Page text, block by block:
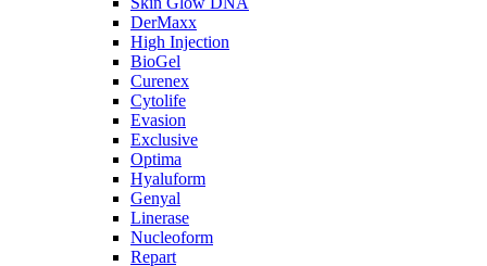
DerMaxx
High Injection
BioGel
Curenex
Cytolife
Evasion
Exclusive
Optima
Hyaluform
Genyal
Linerase
Nucleoform
Repart